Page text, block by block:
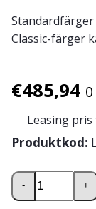
Standardfärger
Classic-färger
€485,94
Leasing
Produktkod:
Lådhurts 5 till
- +